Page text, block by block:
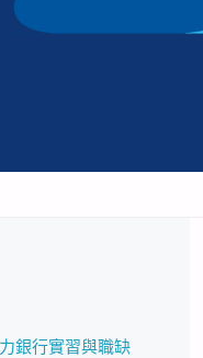
銀行實習與職缺